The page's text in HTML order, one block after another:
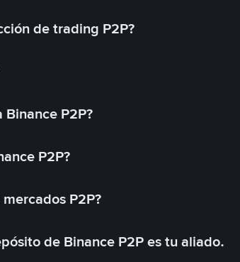
de trading P2P?
P2P?
P2P?
P2P?
de Binance P2P es tu aliado.